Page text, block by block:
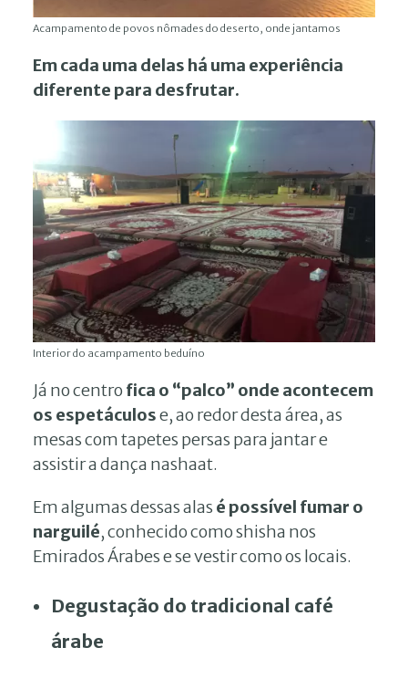
Acampamento de povos nômades do deserto, onde jantamos
Em cada uma delas há uma experiência
diferente para desfrutar.
Interior do acampamento beduíno
Já no centro fica o “palco” onde acontecem
os espetáculose, ao redor desta área, as
mesas com tapetes persas para jantar e
assistir a dança nashaat.
Em algumas dessas alas é possível fumar o
narguilé, conhecido como shisha nos
Emirados Árabes e se vestir como os locais.
Degustação do tradicional café
árabe